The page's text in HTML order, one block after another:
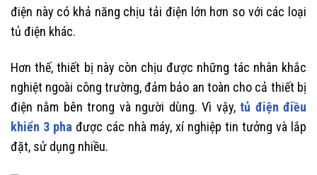
điện này có khả năng chịu tải điện lớn hơn so với các loại
tủ điện khác.
Hơn thế, thiết bị này còn chịu được những tác nhân khắc
nghiệt ngoài công trường, đảm bảo an toàn cho cả thiết bị
điện nằm bên trong và người dùng. Vì vậy, tủ điện điều
khiển 3 pha được các nhà máy, xí nghiệp tin tưởng và lắp
đặt, sử dụng nhiều.